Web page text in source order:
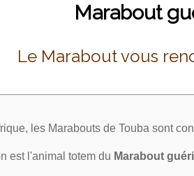
Marabout
Le Marabout vous
les Marabouts de Touba sont
est l'animal totem du Marabout